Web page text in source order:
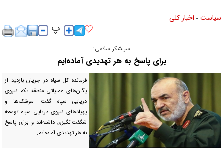
سیاست » اخبار کلی
سرلشکر سلامی:
برای پاسخ به هر تهدیدی آماده‌ایم
فرمانده کل سپاه در جریان بازدید از
یگان‌های عملیاتی منطقه یکم نیروی
دریایی سپاه گفت: موشک‌ها و
پهپاد‌های نیروی دریایی سپاه توسعه
شگفت‌انگیزی داشته‌اند و برای پاسخ
به هر تهدیدی آماده‌ایم.